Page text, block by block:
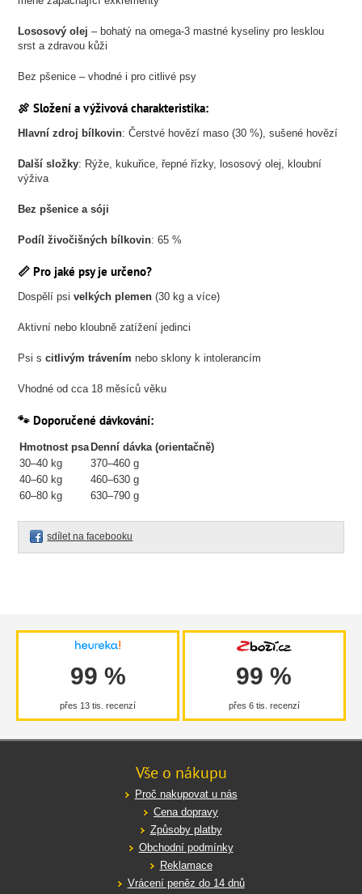
Lososový olej – bohatý na omega-3 mastné kyseliny pro lesklou
srst a zdravou kůži
Bez pšenice – vhodné i pro citlivé psy
🍖 Složení a výživová charakteristika:
Hlavní zdroj bílkovin: Čerstvé hovězí maso (30 %), sušené hovězí
Další složky: Rýže, kukuřice, řepné řízky, lososový olej, kloubní
výživa
Bez pšenice a sóji
Podíl živočišných bílkovin: 65 %
📏 Pro jaké psy je určeno?
Dospělí psivelkých plemen (30 kg a více)
Aktivní nebo kloubně zatížení jedinci
Psi scitlivým trávením nebo sklony k intolerancím
Vhodné od cca 18 měsíců věku
🐾 Doporučené dávkování:
Hmotnost psa Denní dávka (orientačně)
30–40 kg
370–460 g
40–60 kg
460–630 g
60–80 kg
630–790 g
sdílet na facebooku
99 %
přes 13 tis. recenzí
99 %
přes 6 tis. recenzí
Vše o nákupu
Proč nakupovat u nás
Cena dopravy
Způsoby platby
Obchodní podmínky
Reklamace
Vrácení peněz do 14 dnů